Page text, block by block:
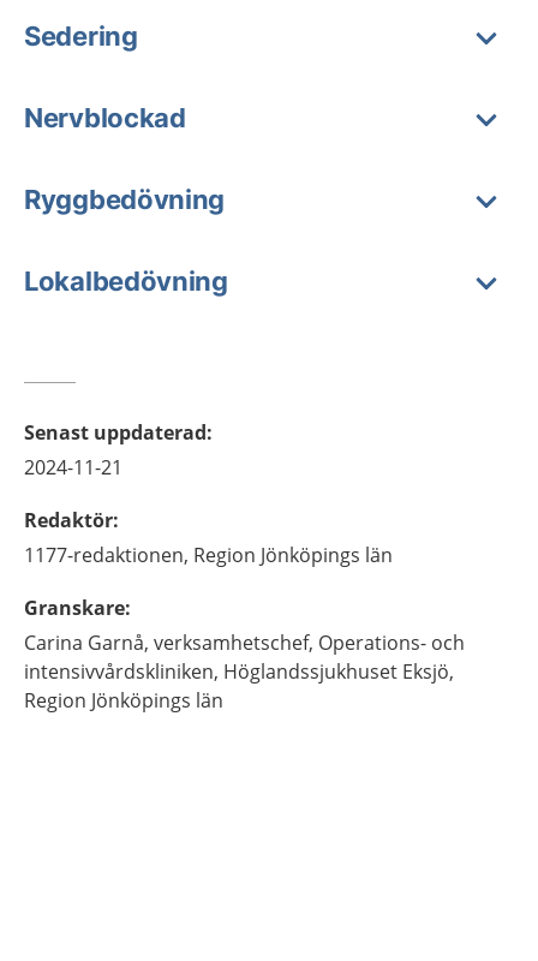
Sedering
Nervblockad
Ryggbedövning
Lokalbedövning
Senast uppdaterad:
2024-11-21
Redaktör:
1177-redaktionen, Region Jönköpings län
Granskare:
Carina Garnå, verksamhetschef, Operations- och
intensivvårdskliniken, Höglandssjukhuset Eksjö,
Region Jönköpings län